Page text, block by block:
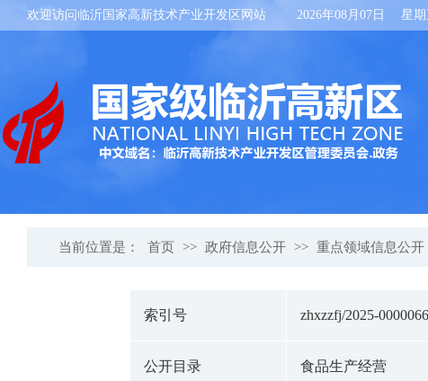
欢迎访问临沂国家高新技术产业开发区网站 2026年08月07日 星期
当前位置是： 首页 >> 政府信息公开 >> 重点领域信息公开
索引号 zhxzzfj/2025-0000066
公开目录 食品生产经营